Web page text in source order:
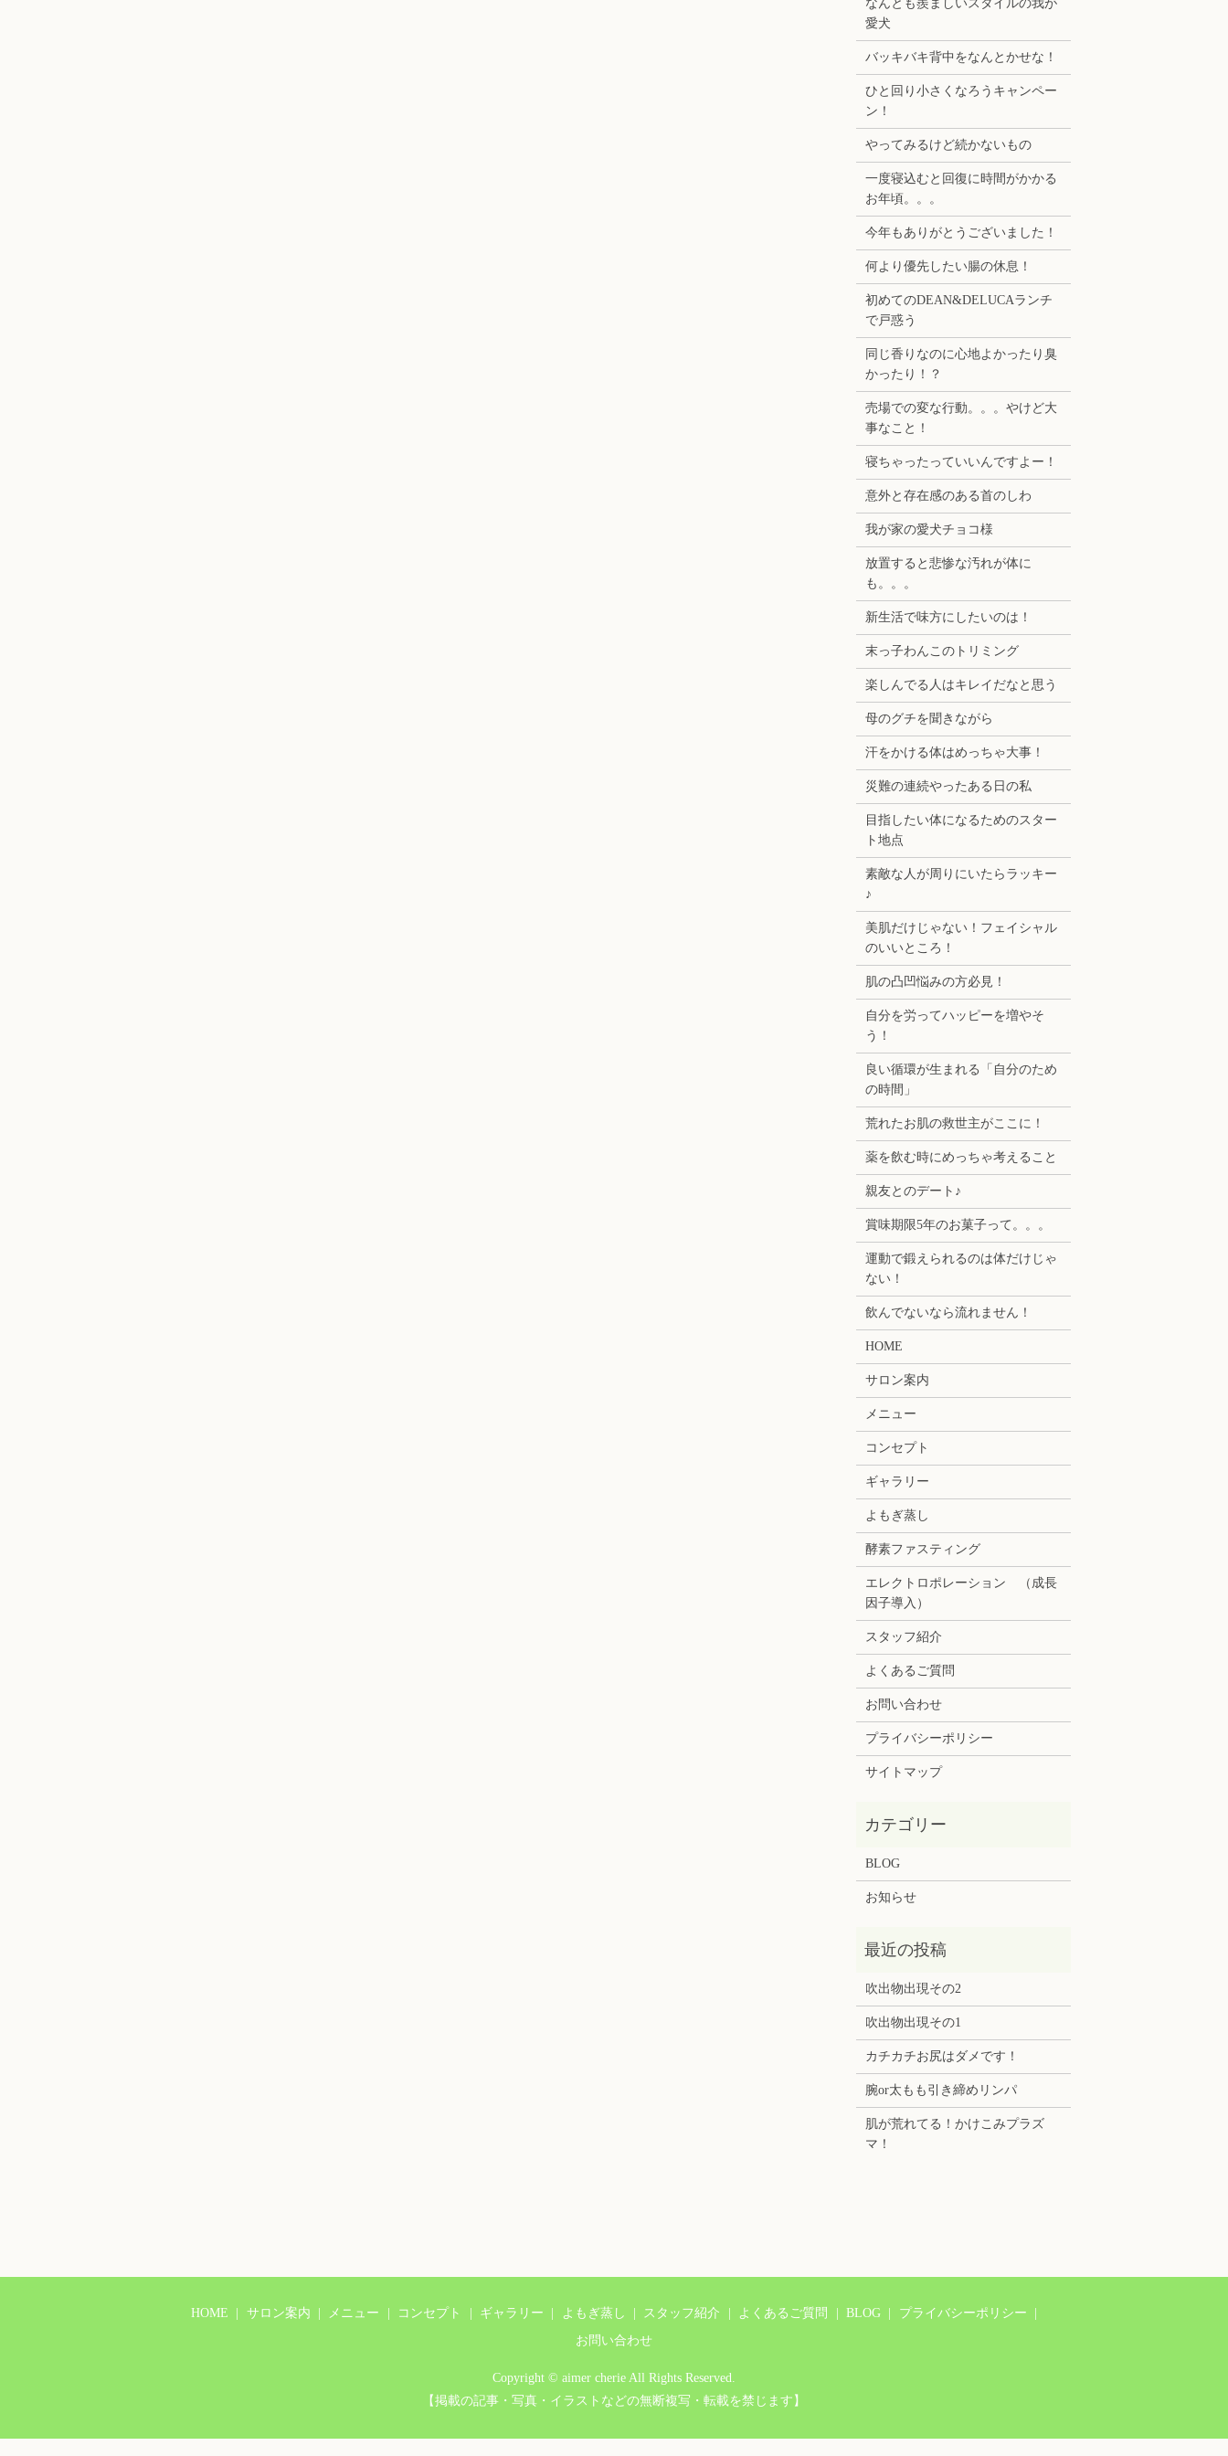
なんとも羨ましいスタイルの我が
愛犬
バッキバキ背中をなんとかせな！
ひと回り小さくなろうキャンペー
ン！
やってみるけど続かないもの
一度寝込むと回復に時間がかかる
お年頃。。。
今年もありがとうございました！
何より優先したい腸の休息！
初めてのDEAN&DELUCAランチ
で戸惑う
同じ香りなのに心地よかったり臭
かったり！？
売場での変な行動。。。やけど大
事なこと！
寝ちゃったっていいんですよー！
意外と存在感のある首のしわ
我が家の愛犬チョコ様
放置すると悲惨な汚れが体に
も。。。
新生活で味方にしたいのは！
末っ子わんこのトリミング
楽しんでる人はキレイだなと思う
母のグチを聞きながら
汗をかける体はめっちゃ大事！
災難の連続やったある日の私
目指したい体になるためのスター
ト地点
素敵な人が周りにいたらラッキー
♪
美肌だけじゃない！フェイシャル
のいいところ！
肌の凸凹悩みの方必見！
自分を労ってハッピーを増やそ
う！
良い循環が生まれる「自分のため
の時間」
荒れたお肌の救世主がここに！
薬を飲む時にめっちゃ考えること
親友とのデート♪
賞味期限5年のお菓子って。。。
運動で鍛えられるのは体だけじゃ
ない！
飲んでないなら流れません！
HOME
サロン案内
メニュー
コンセプト
ギャラリー
よもぎ蒸し
酵素ファスティング
エレクトロポレーション （成長
因子導入）
スタッフ紹介
よくあるご質問
お問い合わせ
プライバシーポリシー
サイトマップ
BLOG
お知らせ
吹出物出現その2
吹出物出現その1
カチカチお尻はダメです！
腕or太もも引き締めリンパ
肌が荒れてる！かけこみプラズ
マ！
HOME サロン案内 メニュー コンセプト ギャラリー よもぎ蒸し スタッフ紹介 よくあるご質問 BLOG
プライバシーポリシー
お問い合わせ
Copyright © aimer cherie All Rights Reserved.
【掲載の記事・写真・イラストなどの無断複写・転載を禁じます】